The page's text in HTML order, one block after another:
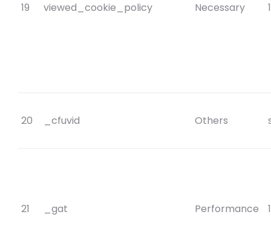
19 viewed_cookie_policy Necessary
20 _cfuvid Others
21 _gat Performance